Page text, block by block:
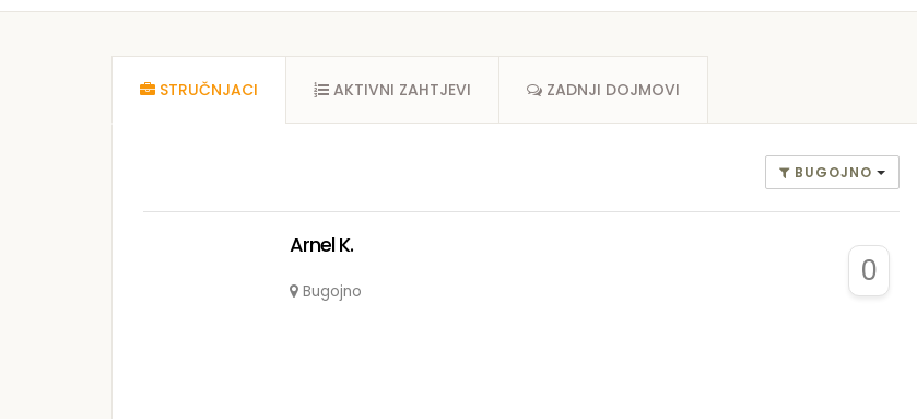
STRUČNJACI AKTIVNI ZAHTJEVI ZADNJI DOJMOVI
BUGOJNO
Arnel K.
Bugojno
0